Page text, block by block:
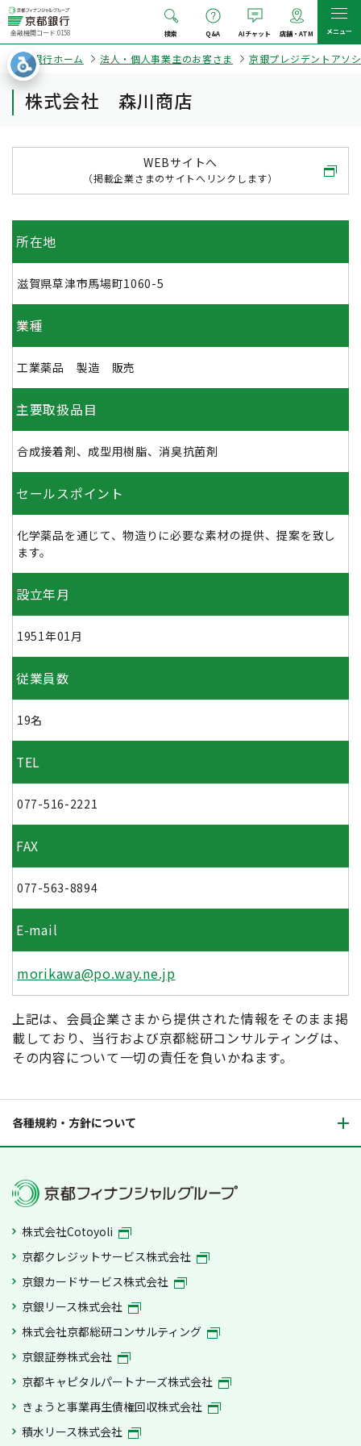
金融機関コード:0158 検索 Q&A AIチャット 店舗・ATM メニュー
京都銀行ホーム 法人・個人事業主のお客さま 京銀プレジデントアソ
株式会社 森川商店
WEBサイトへ
（掲載企業さまのサイトへリンクします）
所在地
滋賀県草津市馬場町1060-5
業種
工業薬品 製造 販売
主要取扱品目
合成接着剤、成型用樹脂、消臭抗菌剤
セールスポイント
化学薬品を通じて、物造りに必要な素材の提供、提案を致し
ます。
設立年月
1951年01月
従業員数
19名
TEL
077-516-2221
FAX
077-563-8894
E-mail
morikawa@po.way.ne.jp
上記は、会員企業さまから提供された情報をそのまま掲
載しており、当行および京都総研コンサルティングは、
その内容について一切の責任を負いかねます。
各種規約・方針について
株式会社Cotoyoli
京都クレジットサービス株式会社
京銀カードサービス株式会社
京銀リース株式会社
株式会社京都総研コンサルティング
京銀証券株式会社
京都キャピタルパートナーズ株式会社
きょうと事業再生債権回収株式会社
積水リース株式会社